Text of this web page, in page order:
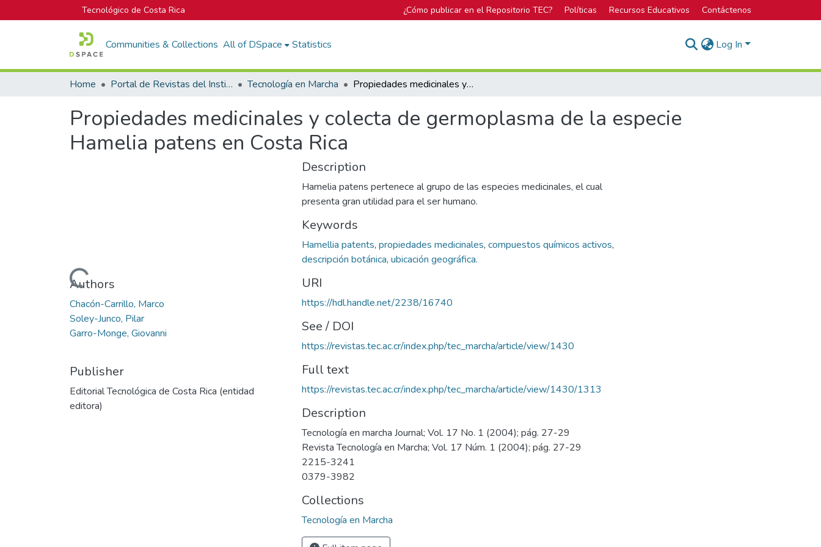
Tecnológico de Costa Rica ¿Cómo publicar en el Repositorio TEC? Políticas Recursos Educativos Contáctenos
Communities & Collections All of DSpace Statistics Log In
Home Portal de Revistas del Instituto Tecnológico de Costa Rica Tecnología en Marcha Propiedades medicinales y colecta de germoplasma de la especie Hamelia patens en Costa Rica
Propiedades medicinales y colecta de germoplasma de la especie
Hamelia patens en Costa Rica
Loading...
Authors
Chacón-Carrillo, Marco
Soley-Junco, Pilar
Garro-Monge, Giovanni
Publisher
Editorial Tecnológica de Costa Rica (entidad
editora)
Description
Hamelia patens pertenece al grupo de las especies medicinales, el cual
presenta gran utilidad para el ser humano.
Keywords
Hamellia patents, propiedades medicinales, compuestos químicos activos,
descripción botánica, ubicación geográfica.
URI
https://hdl.handle.net/2238/16740
See / DOI
https://revistas.tec.ac.cr/index.php/tec_marcha/article/view/1430
Full text
https://revistas.tec.ac.cr/index.php/tec_marcha/article/view/1430/1313
Description
Tecnología en marcha Journal; Vol. 17 No. 1 (2004); pág. 27-29
Revista Tecnología en Marcha; Vol. 17 Núm. 1 (2004); pág. 27-29
2215-3241
0379-3982
Collections
Tecnología en Marcha